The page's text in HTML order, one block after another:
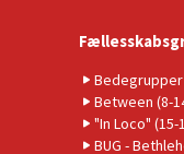
Between (8-
"In Loco" (15-
BUG -